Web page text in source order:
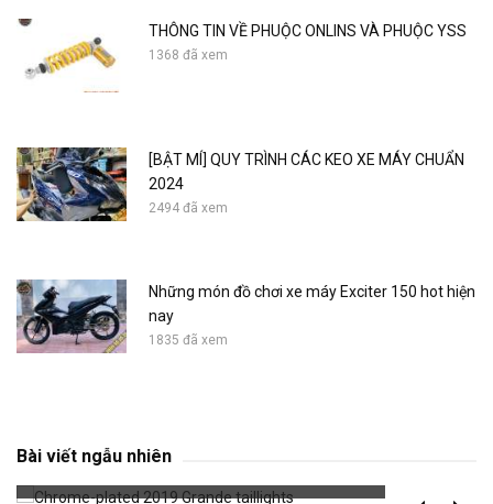
THÔNG TIN VỀ PHUỘC ONLINS VÀ PHUỘC YSS
1368 đã xem
[BẬT MÍ] QUY TRÌNH CÁC KEO XE MÁY CHUẨN
2024
2494 đã xem
Những món đồ chơi xe máy Exciter 150 hot hiện
nay
1835 đã xem
Bài viết ngẫu nhiên
Chrome-plated 2019 Grande taillights